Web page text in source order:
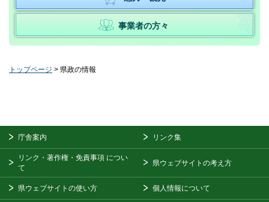
事業者の方々
トップページ > 県政の情報
庁舎案内 リンク集
リンク・著作権・免責事項 につい
て
県ウェブサイトの考え方
県ウェブサイトの使い方 個人情報について